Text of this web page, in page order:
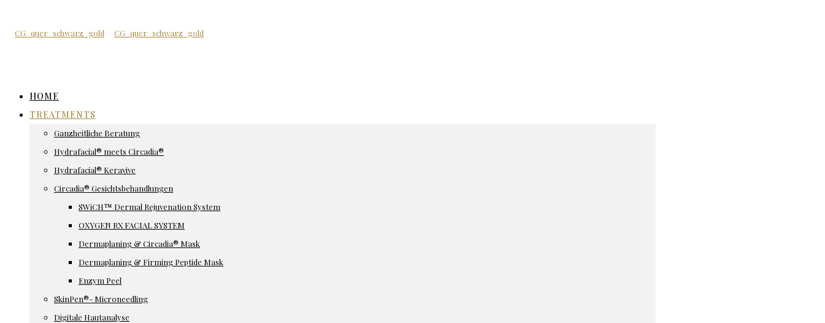
HOME
TREATMENTS
Ganzheitliche Beratung
Hydrafacial® meets Circadia®
Hydrafacial® Keravive
Circadia® Gesichtsbehandlungen
SWiCH™ Dermal Rejuvenation System
OXYGEN RX FACIAL SYSTEM
Dermaplaning & Circadia® Mask
Dermaplaning & Firming Peptide Mask
Enzym Peel
SkinPen®- Microneedling
Digitale Hautanalyse